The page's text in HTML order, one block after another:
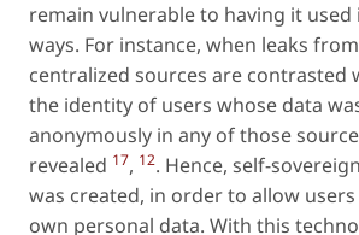
remain vulnerable to having it
ways. For instance, when leaks
centralized sources are contrasted
the identity of users whose data
anonymously in any of those
revealed 17, 12. Hence, self-
was created, in order to allow
own personal data. With this